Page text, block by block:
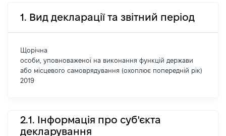
1. Вид декларації та звітний період
Щорічна
особи, уповноваженої на виконання функцій держави
або місцевого самоврядування (охоплює попередній рік)
2019
2.1. Інформація про суб'єкта
декларування